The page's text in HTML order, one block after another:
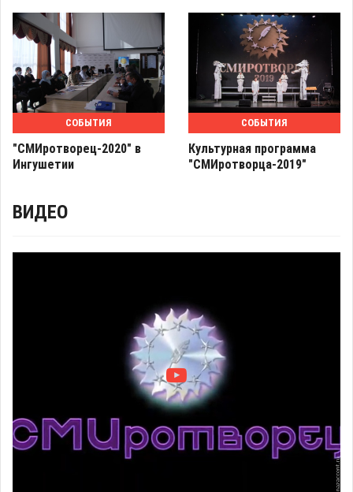
СОБЫТИЯ
"СМИротворец-2020" в
Ингушетии
СОБЫТИЯ
Культурная программа
"СМИротворца-2019"
ВИДЕО